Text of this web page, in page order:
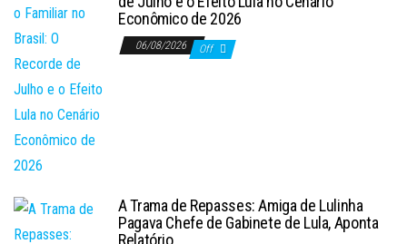
Econômico de 2026
06/08/2026 Off
A Trama de Repasses: Amiga de Lulinha
Pagava Chefe de Gabinete de Lula, Aponta